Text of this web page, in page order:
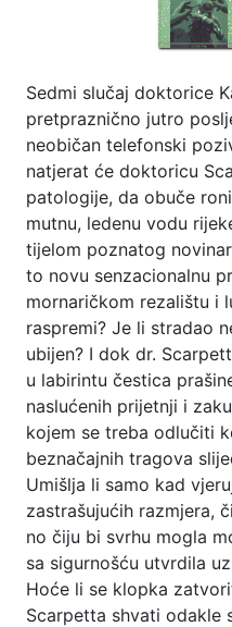
Sedmi slučaj doktorice
pretpraznično jutro
neobičan telefonski
natjerat će doktoricu
patologije, da obuče
mutnu, ledenu vodu
tijelom poznatog
to novu senzacionalnu
mornaričkom rezalištu i
raspremi? Je li stradao
ubijen? I dok dr.
u labirintu čestica
naslućenih prijetnji i
kojem se treba odlučiti
beznačajnih tragova
Umišlja li samo kad
zastrašujućih razmjera,
no čiju bi svrhu mogla
sa sigurnošću utvrdila
Hoće li se klopka
Scarpetta shvati odakle